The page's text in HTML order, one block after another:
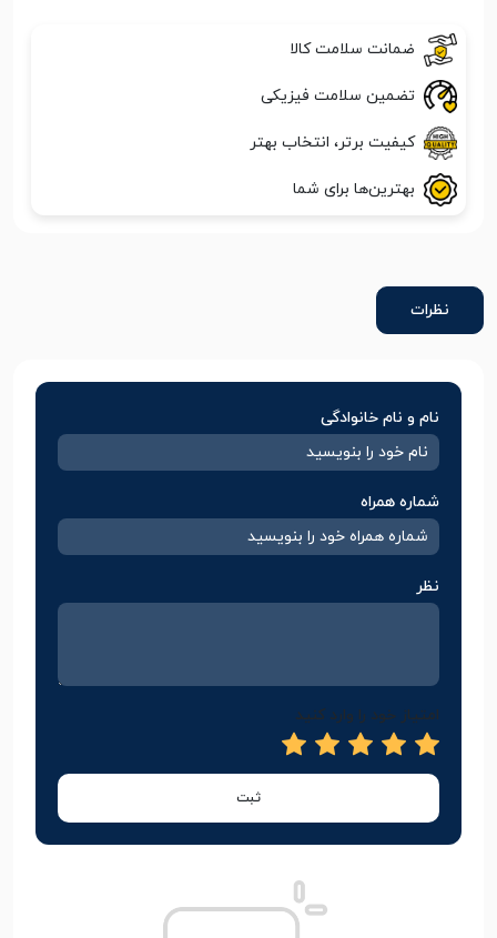
ضمانت سلامت کالا
تضمین سلامت فیزیکی
کیفیت برتر، انتخاب بهتر
بهترین‌ها برای شما
نظرات
نام و نام خانوادگی
شماره همراه
نظر
امتیاز خود را وارد کنید
ثبت